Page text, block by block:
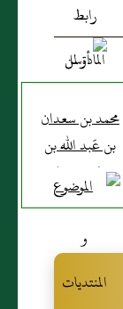
محمد بن سعدان
بن عَبد الله بن
حيان، وهو ابن
جابر مِن بَني
القُرَشي